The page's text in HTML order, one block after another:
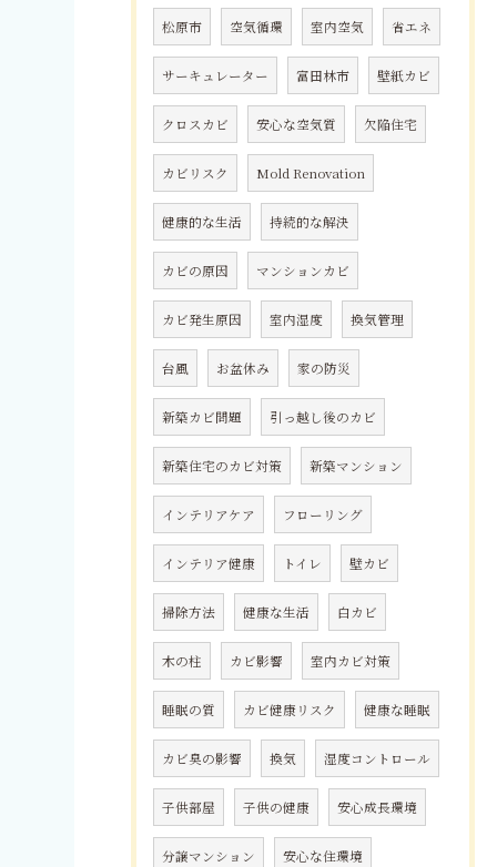
松原市 空気循環 室内空気 省エネ
サーキュレーター 富田林市 壁紙カビ
クロスカビ 安心な空気質 欠陥住宅
カビリスク Mold Renovation
健康的な生活 持続的な解決
カビの原因 マンションカビ
カビ発生原因 室内湿度 換気管理
台風 お盆休み 家の防災
新築カビ問題 引っ越し後のカビ
新築住宅のカビ対策 新築マンション
インテリアケア フローリング
インテリア健康 トイレ 壁カビ
掃除方法 健康な生活 白カビ
木の柱 カビ影響 室内カビ対策
睡眠の質 カビ健康リスク 健康な睡眠
カビ臭の影響 換気 湿度コントロール
子供部屋 子供の健康 安心成長環境
分譲マンション 安心な住環境